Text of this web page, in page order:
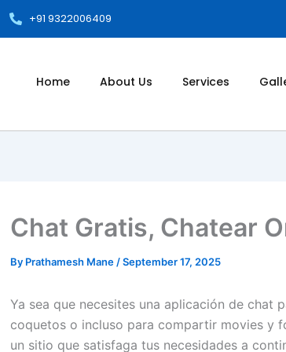
+91 9322006409
Home About Us Services
Chat Gratis, Chatear
By Prathamesh Mane /September 17, 2025
Ya sea que necesites una aplicación de chat
coquetos o incluso para compartir movies y
un sitio que satisfaga tus necesidades a